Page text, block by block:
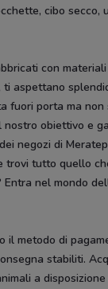
cibo secco,
con
aspettano
fuori porta ma
nostro obiettivo e
negozi di
trovi tutto quello
nel mondo
metodo di
stabiliti.
a